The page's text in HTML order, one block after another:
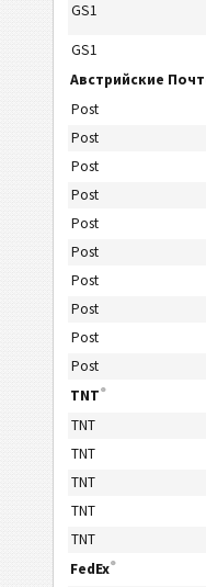
GS1
GS1
Австрийские
Post
Post
Post
Post
Post
Post
Post
Post
Post
Post
TNT®
TNT
TNT
TNT
TNT
TNT
FedEx®